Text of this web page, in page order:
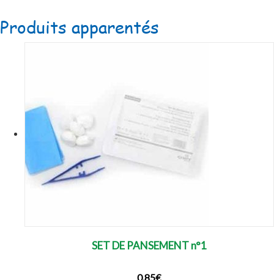
Produits apparentés
SET DE PANSEMENT n°1
0.85€